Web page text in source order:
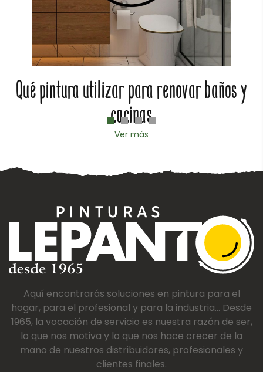
Qué pintura utilizar para renovar baños y
cocinas
Ver más
Aquí encontrarás soluciones en pintura para el
hogar, para el profesional y para la industria... Desde
1965, la vocación de servicio es nuestra razón de ser,
lo que nos motiva y lo que nos hace crecer de la
mano de nuestros distribuidores, profesionales y
clientes finales.